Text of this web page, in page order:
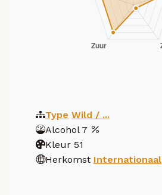
Type Wild / ...
Alcohol 7
Kleur 51
Herkomst Internationaal